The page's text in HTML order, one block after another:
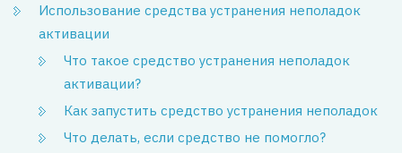
Использование средства устранения неполадок
активации
Что такое средство устранения неполадок
активации?
Как запустить средство устранения неполадок
Что делать, если средство не помогло?